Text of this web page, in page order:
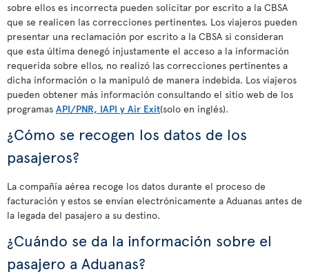
sobre ellos es incorrecta pueden solicitar por escrito a la CBSA
que se realicen las correcciones pertinentes. Los viajeros pueden
presentar una reclamación por escrito a la CBSA si consideran
que esta última denegó injustamente el acceso a la información
requerida sobre ellos, no realizó las correcciones pertinentes a
dicha información o la manipuló de manera indebida. Los viajeros
pueden obtener más información consultando el sitio web de los
programas API/PNR, IAPI y Air Exit(solo en inglés).
¿Cómo se recogen los datos de los
pasajeros?
La compañía aérea recoge los datos durante el proceso de
facturación y estos se envían electrónicamente a Aduanas antes de
la legada del pasajero a su destino.
¿Cuándo se da la información sobre el
pasajero a Aduanas?